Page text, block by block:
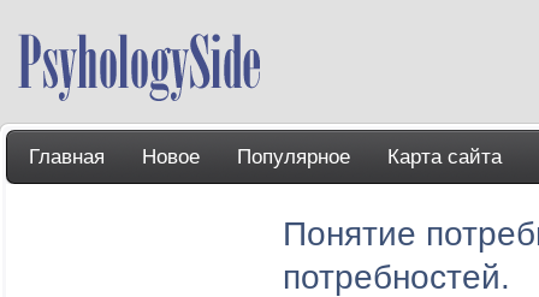
Главная Новое Популярное Карта сайта
Понятие
потребностей.